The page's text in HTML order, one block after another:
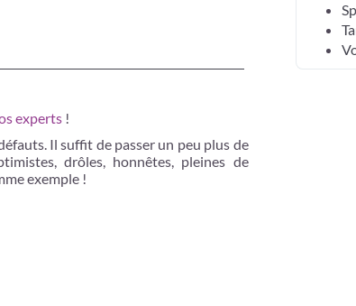
experts !
Il suffit de passer un peu plus de
drôles, honnêtes, pleines de
exemple !